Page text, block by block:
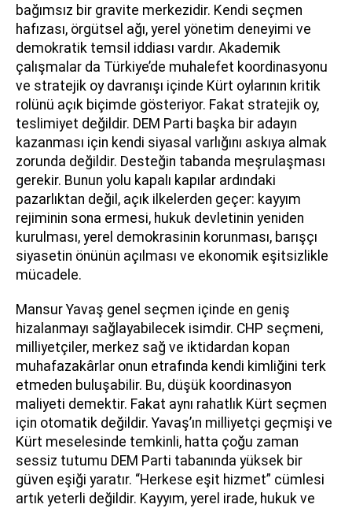
bağımsız bir gravite merkezidir. Kendi seçmen
hafızası, örgütsel ağı, yerel yönetim deneyimi ve
demokratik temsil iddiası vardır. Akademik
çalışmalar da Türkiye’de muhalefet koordinasyonu
ve stratejik oy davranışı içinde Kürt oylarının kritik
rolünü açık biçimde gösteriyor. Fakat stratejik oy,
teslimiyet değildir. DEM Parti başka bir adayın
kazanması için kendi siyasal varlığını askıya almak
zorunda değildir. Desteğin tabanda meşrulaşması
gerekir. Bunun yolu kapalı kapılar ardındaki
pazarlıktan değil, açık ilkelerden geçer: kayyım
rejiminin sona ermesi, hukuk devletinin yeniden
kurulması, yerel demokrasinin korunması, barışçı
siyasetin önünün açılması ve ekonomik eşitsizlikle
mücadele.
Mansur Yavaş genel seçmen içinde en geniş
hizalanmayı sağlayabilecek isimdir. CHP seçmeni,
milliyetçiler, merkez sağ ve iktidardan kopan
muhafazakârlar onun etrafında kendi kimliğini terk
etmeden buluşabilir. Bu, düşük koordinasyon
maliyeti demektir. Fakat aynı rahatlık Kürt seçmen
için otomatik değildir. Yavaş’ın milliyetçi geçmişi ve
Kürt meselesinde temkinli, hatta çoğu zaman
sessiz tutumu DEM Parti tabanında yüksek bir
güven eşiği yaratır. “Herkese eşit hizmet” cümlesi
artık yeterli değildir. Kayyım, yerel irade, hukuk ve